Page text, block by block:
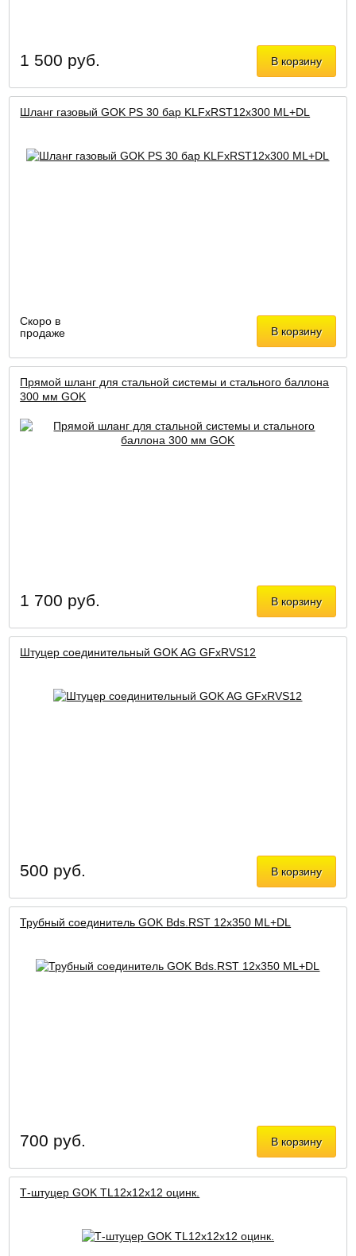
В корзину
1 500 руб.
Шланг газовый GOK PS 30 бар KLFxRST12x300 ML+DL
В корзину
Скоро в
продаже
Прямой шланг для стальной системы и стального баллона
300 мм GOK
В корзину
1 700 руб.
Штуцер соединительный GOK AG GFxRVS12
В корзину
500 руб.
Трубный соединитель GOK Bds.RST 12х350 ML+DL
В корзину
700 руб.
Т-штуцер GOK ТL12x12х12 оцинк.